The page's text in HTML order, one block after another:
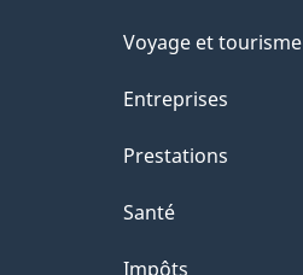
Voyage et tourisme
Entreprises
Prestations
Santé
Impôts